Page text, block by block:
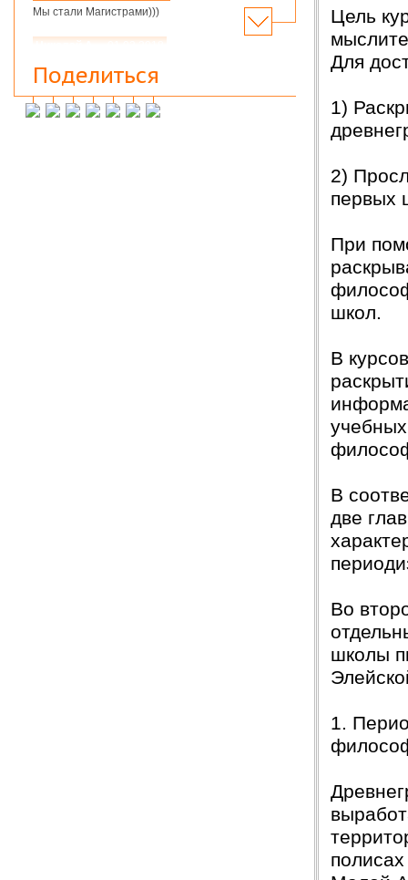
Мы стали Магистрами)))
Мария,добрый день! Спасибо большое.
Защитился на 4!всего доброго
Инна М.
14.03.2018
Поделиться
Цель
Для
1)
2)
первых
При
школ.
В
В
две
Во
школы
1.